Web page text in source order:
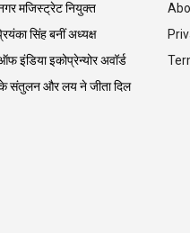
मजिस्ट्रेट नियुक्त
सिंह बनीं अध्यक्ष
इंडिया इकोप्रेन्योर अवॉर्ड
के संतुलन और लय ने जीता दिल